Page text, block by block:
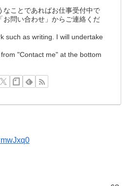
なことであればお仕事受付中で
お問い合わせ」からご連絡くだ
such as writing. I will undertake
"Contact me" at the bottom